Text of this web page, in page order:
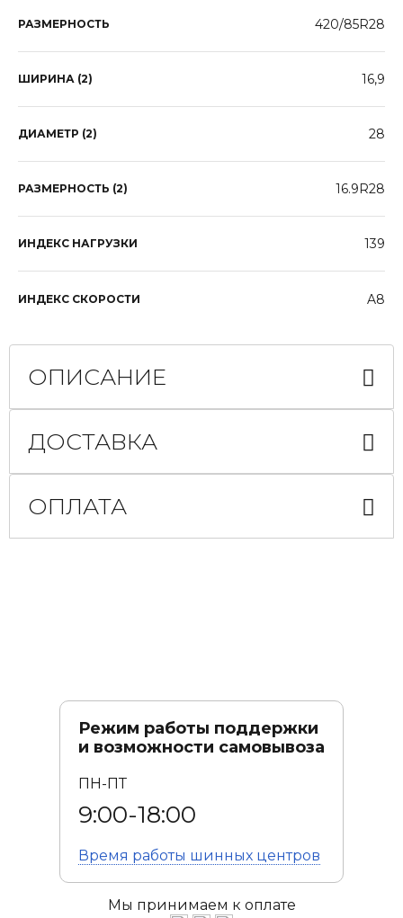
РАЗМЕРНОСТЬ 420/85R28
ШИРИНА (2) 16,9
ДИАМЕТР (2) 28
РАЗМЕРНОСТЬ (2) 16.9R28
ИНДЕКС НАГРУЗКИ 139
ИНДЕКС СКОРОСТИ A8
ОПИСАНИЕ
ДОСТАВКА
ОПЛАТА
Режим работы поддержки
и возможности самовывоза
ПН-ПТ
9:00-18:00
Время работы шинных центров
Мы принимаем к оплате